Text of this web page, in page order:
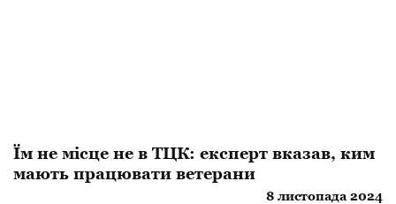
Їм не місце не в ТЦК: експерт вказав, ким
мають працювати ветерани
8 листопада 2024